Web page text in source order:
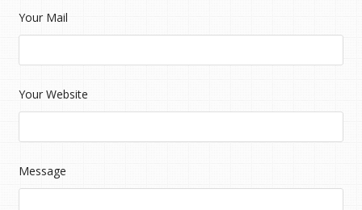
Your Mail
Your Website
Message